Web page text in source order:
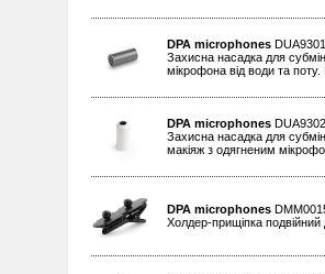
DPA microphones
Захисна насадка для
мікрофона від води та поту.
DPA microphones
Захисна насадка для
макіяж з одягненим
DPA microphones
Холдер-прищіпка подвійний